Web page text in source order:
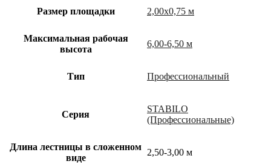
Размер площадки 2,00х0,75 м
Максимальная рабочая
высота
6,00-6,50 м
Тип Профессиональный
Cерия
STABILO
(Профессиональные)
Длина лестницы в сложенном
виде
2,50-3,00 м